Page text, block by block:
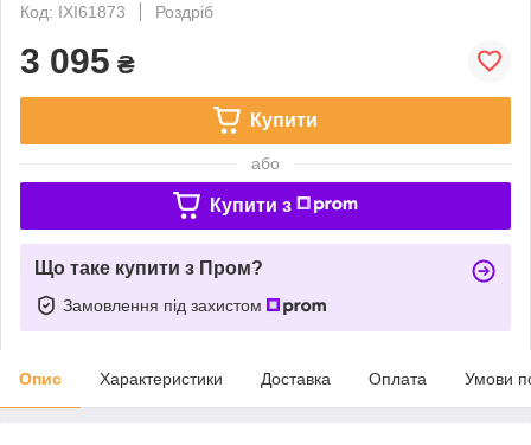
Код: IXI61873
Роздріб
3 095 ₴
Купити
або
Купити з
Що таке купити з Пром?
Замовлення під захистом
Опис Характеристики Доставка Оплата Умови